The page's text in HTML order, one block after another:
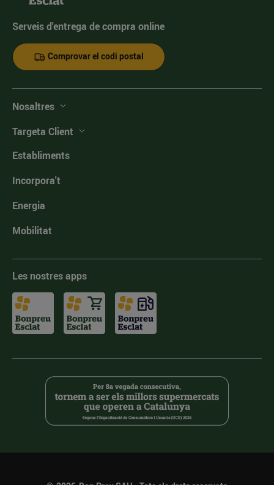
Serveis d'entrega de compra online
Comprovar el codi postal
Nosaltres
Targeta Client
Establiments
Incorpora't
Energia
Mobilitat
Les nostres apps